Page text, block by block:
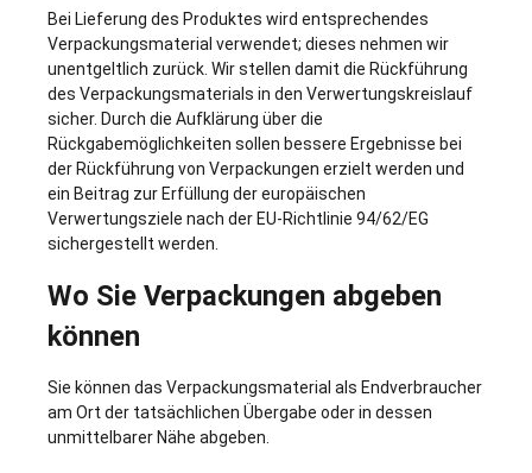
Bei Lieferung des Produktes wird entsprechendes
Verpackungsmaterial verwendet; dieses nehmen wir
unentgeltlich zurück. Wir stellen damit die Rückführung
des Verpackungsmaterials in den Verwertungskreislauf
sicher. Durch die Aufklärung über die
Rückgabemöglichkeiten sollen bessere Ergebnisse bei
der Rückführung von Verpackungen erzielt werden und
ein Beitrag zur Erfüllung der europäischen
Verwertungsziele nach der EU-Richtlinie 94/62/EG
sichergestellt werden.
Wo Sie Verpackungen abgeben
können
Sie können das Verpackungsmaterial als Endverbraucher
am Ort der tatsächlichen Übergabe oder in dessen
unmittelbarer Nähe abgeben.